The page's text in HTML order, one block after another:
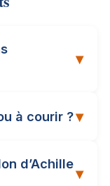
▾
à courir ?▾
d’Achille
▾